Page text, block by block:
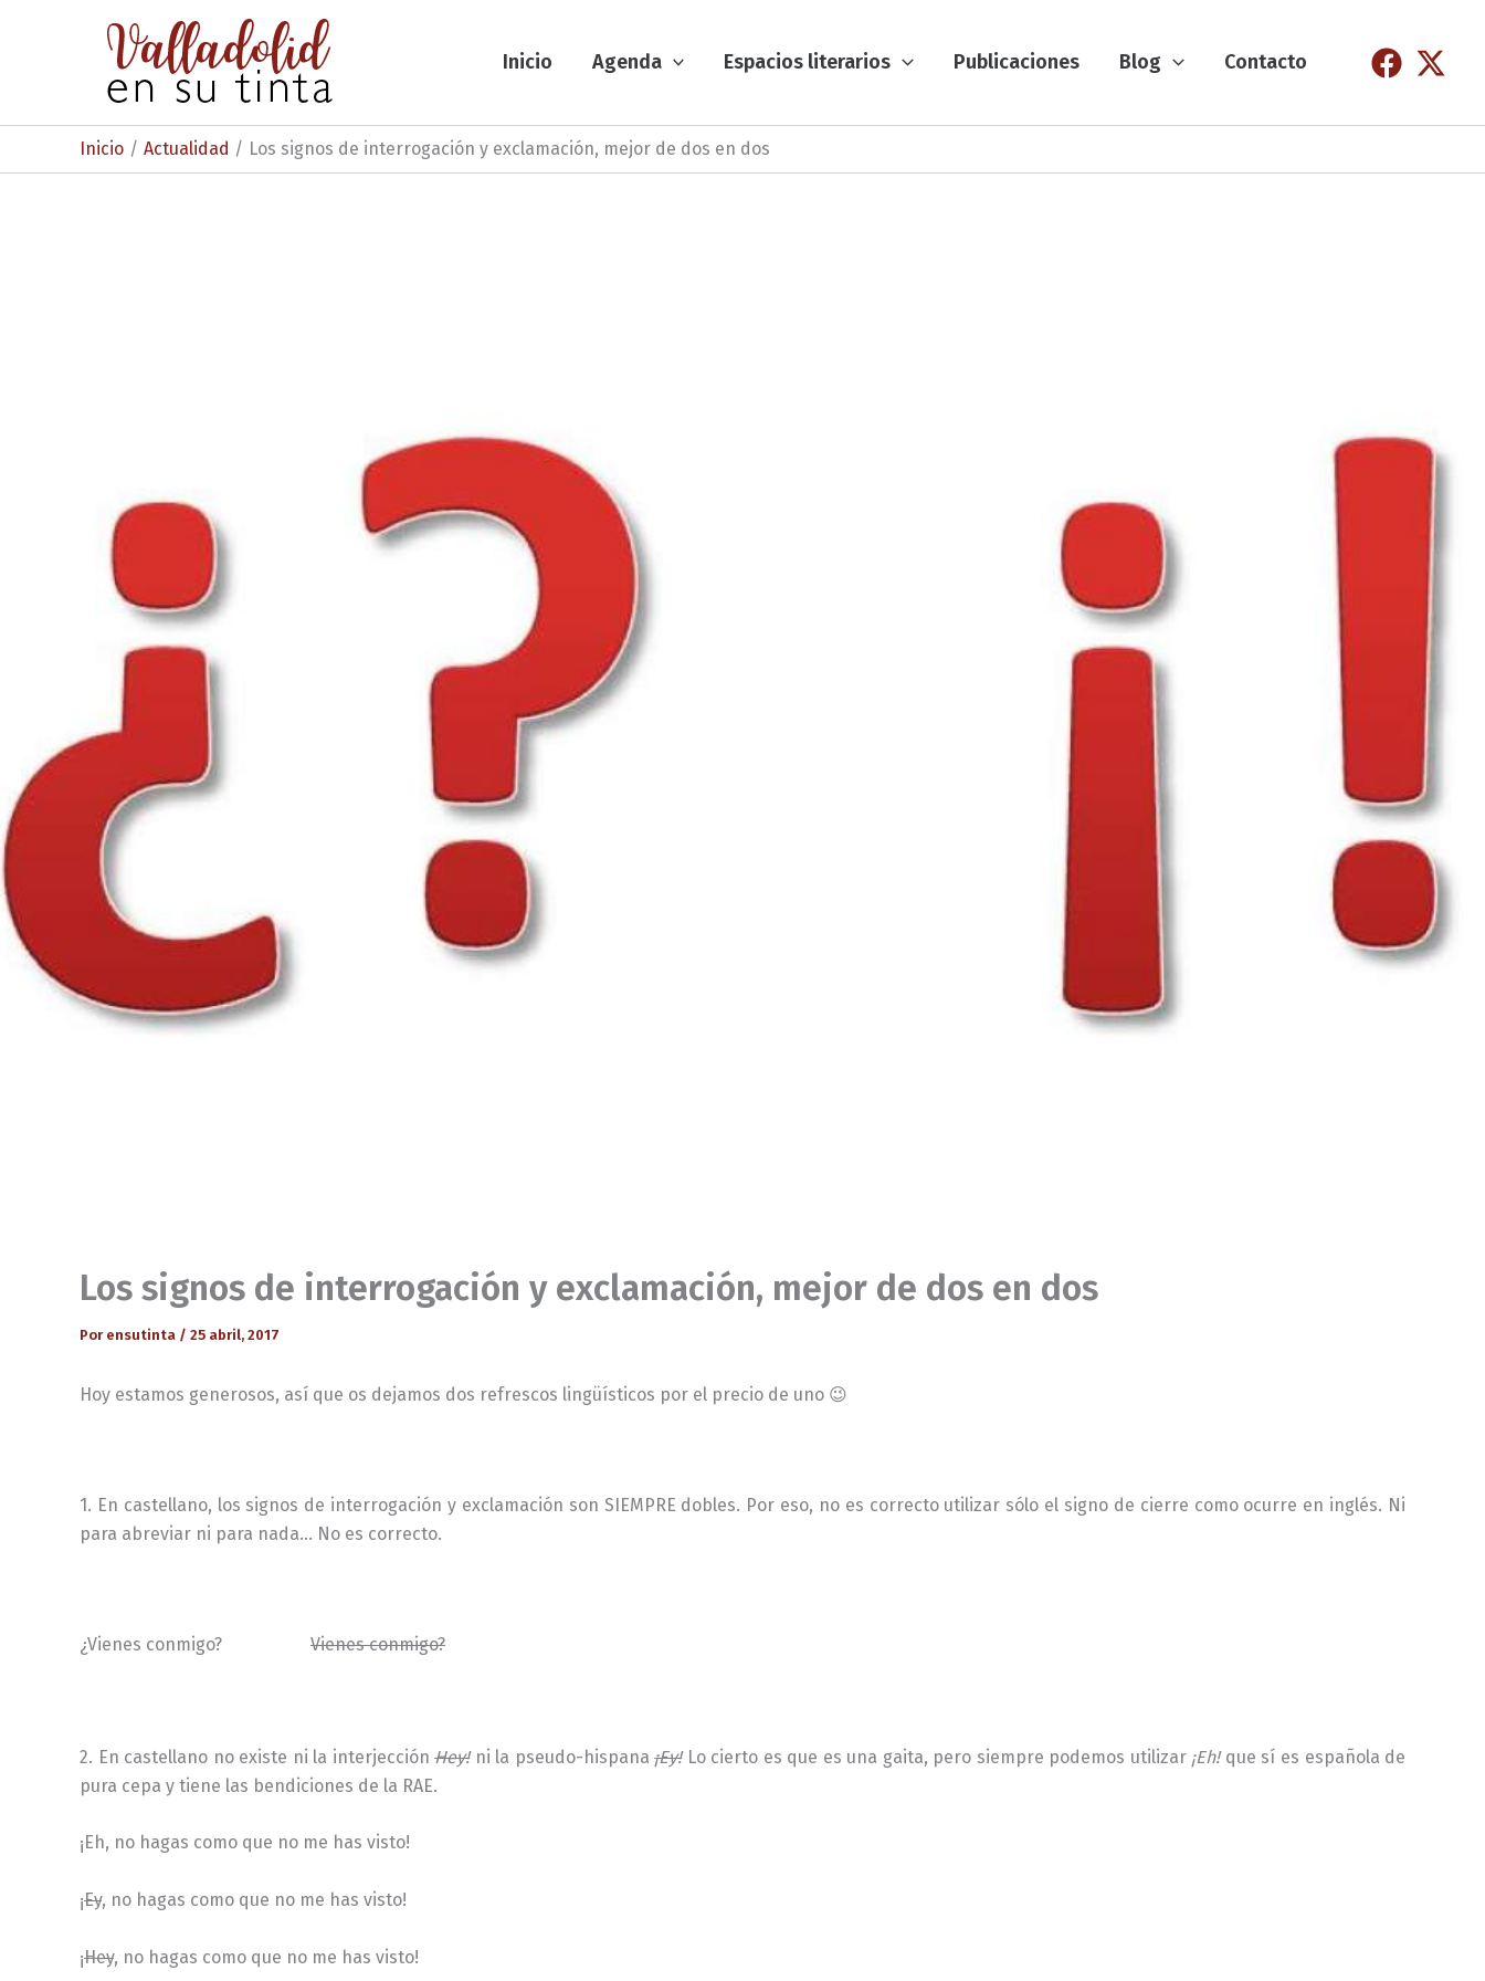
Inicio Agenda Espacios literarios Publicaciones Blog Contacto
Inicio Actualidad Los signos de interrogación y exclamación, mejor de dos en dos
Los signos de interrogación y exclamación, mejor de dos en dos
Por ensutinta / 25 abril, 2017
Hoy estamos generosos, así que os dejamos dos refrescos lingüísticos por el precio de uno 😉
1. En castellano, los signos de interrogación y exclamación son SIEMPRE dobles. Por eso, no es correcto utilizar sólo el signo de cierre como ocurre en inglés. Ni
para abreviar ni para nada… No es correcto.
¿Vienes conmigo? Vienes conmigo?
2. En castellano no existe ni la interjecciónHey!ni la pseudo-hispana¡Ey!Lo cierto es que es una gaita, pero siempre podemos utilizar ¡Eh!que sí es española de
pura cepa y tiene las bendiciones de la RAE.
¡Eh, no hagas como que no me has visto!
¡Ey, no hagas como que no me has visto!
¡Hey, no hagas como que no me has visto!